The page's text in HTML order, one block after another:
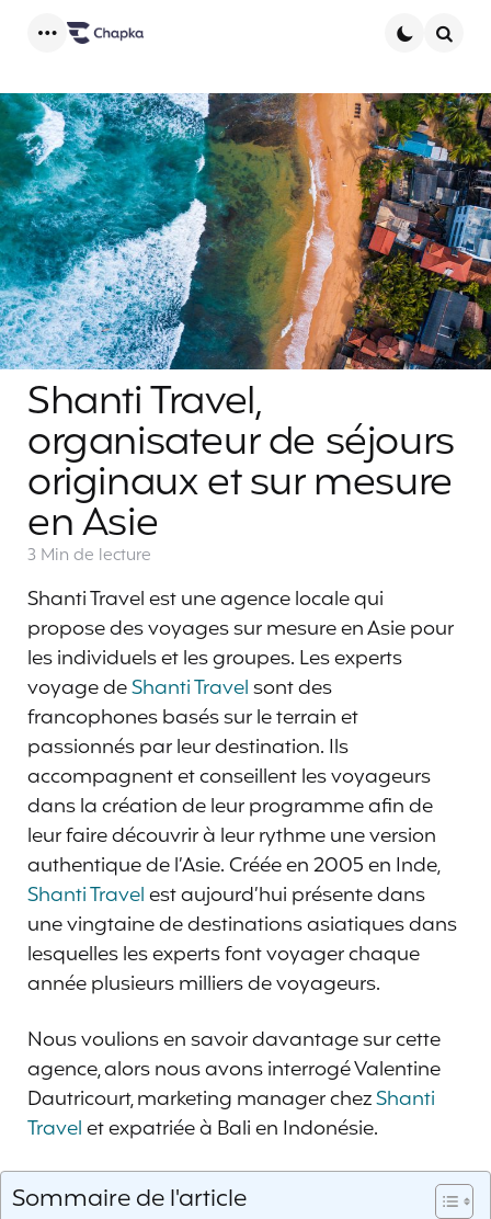
Shanti Travel,
organisateur de séjours
originaux et sur mesure
en Asie
3 Min de lecture
Shanti Travel est une agence locale qui
propose des voyages sur mesure en Asie pour
les individuels et les groupes. Les experts
voyage deShanti Travelsont des
francophones basés sur le terrain et
passionnés par leur destination. Ils
accompagnent et conseillent les voyageurs
dans la création de leur programme afin de
leur faire découvrir à leur rythme une version
authentique de l’Asie. Créée en 2005 en Inde,
Shanti Travelest aujourd’hui présente dans
une vingtaine de destinations asiatiques dans
lesquelles les experts font voyager chaque
année plusieurs milliers de voyageurs.
Nous voulions en savoir davantage sur cette
agence, alors nous avons interrogé Valentine
Dautricourt, marketing manager chezShanti
Travelet expatriée à Bali en Indonésie.
Sommaire de l'article